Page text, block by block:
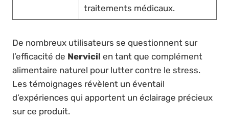
traitements médicaux.
De nombreux utilisateurs se questionnent sur
l’efficacité de Nervicil en tant que complément
alimentaire naturel pour lutter contre le stress.
Les témoignages révèlent un éventail
d’expériences qui apportent un éclairage précieux
sur ce produit.